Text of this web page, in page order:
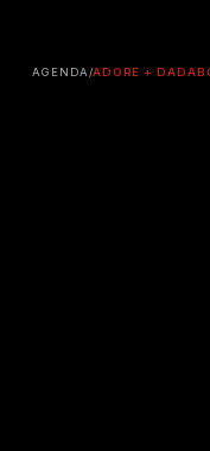
AGENDA/ADORE +